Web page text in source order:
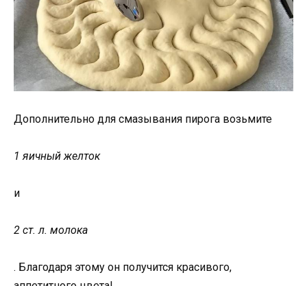
Дополнительно для смазывания пирога возьмите
1 яичный желток
и
2 ст. л. молока
. Благодаря этому он получится красивого,